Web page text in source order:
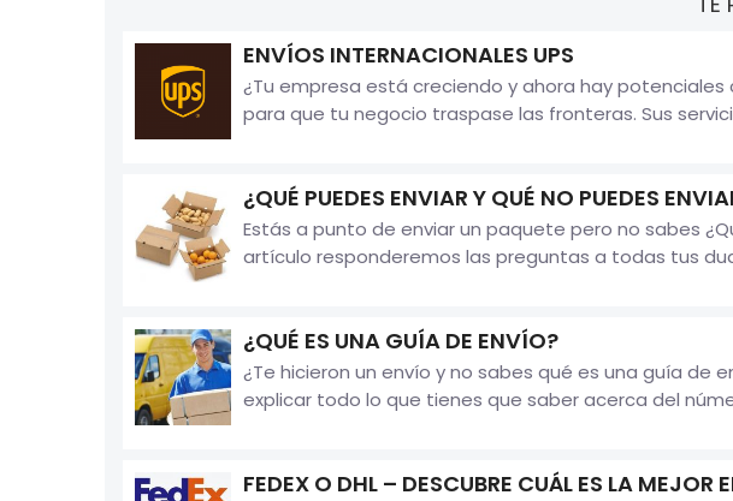
ENVÍOS INTERNACIONALES UPS
¿Tu empresa está creciendo y ahora hay potenciales
para que tu negocio traspase las fronteras. Sus
¿QUÉ PUEDES ENVIAR Y QUÉ NO PUEDES
Estás a punto de enviar un paquete pero no sabes
artículo responderemos las preguntas a todas tus
¿QUÉ ES UNA GUÍA DE ENVÍO?
¿Te hicieron un envío y no sabes qué es una guía
explicar todo lo que tienes que saber acerca del
FEDEX O DHL – DESCUBRE CUÁL ES LA MEJOR